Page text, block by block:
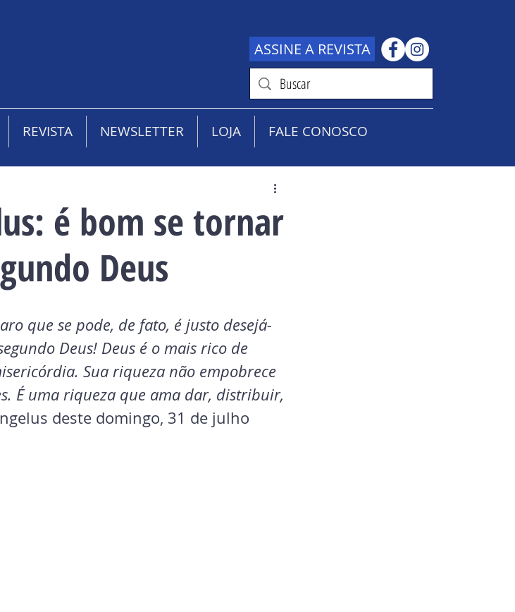
ASSINE A REVISTA
REVISTA NEWSLETTER LOJA FALE CONOSCO
é bom se tornar
Deus
que se pode, de fato, é justo desejá-
Deus! Deus é o mais rico de
Sua riqueza não empobrece
É uma riqueza que ama dar, distribuir,
deste domingo, 31 de julho